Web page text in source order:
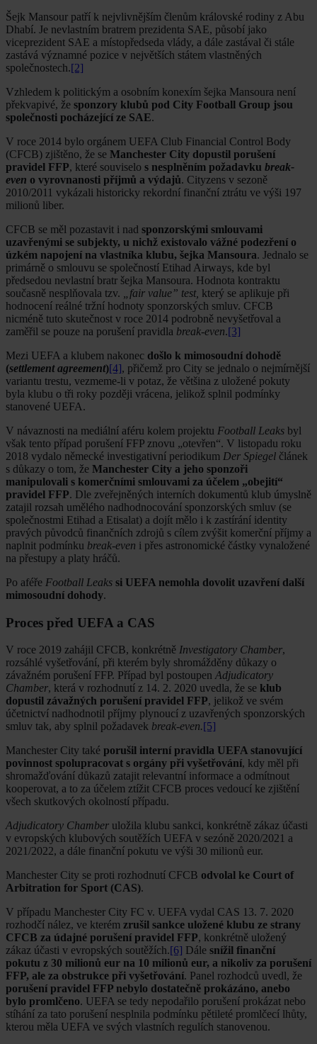
Šejk Mansour patří k nejvlivnějším členům královské rodiny z Abu
Dhabí. Je nevlastním bratrem prezidenta SAE, působí jako
viceprezident SAE a místopředseda vlády, a dále zastával či stále
zastává významné pozice v největších státem vlastněných
společnostech.[2]
Vzhledem k politickým a osobním konexím šejka Mansoura není
překvapivé, že sponzory klubů pod City Football Group jsou
společnosti pocházející ze SAE.
V roce 2014 bylo orgánem UEFA Club Financial Control Body
(CFCB) zjištěno, že se Manchester City dopustil porušení
pravidel FFP, které souviselo s nesplněním požadavku break-
even o vyrovnanosti příjmů a výdajů. Cityzens v sezoně
2010/2011 vykázali historicky rekordní finanční ztrátu ve výši 197
milionů liber.
CFCB se měl pozastavit i nad sponzorskými smlouvami
uzavřenými se subjekty, u nichž existovalo vážné podezření o
úzkém napojení na vlastníka klubu, šejka Mansoura. Jednalo se
primárně o smlouvu se společností Etihad Airways, kde byl
předsedou nevlastní bratr šejka Mansoura. Hodnota kontraktu
současně nesplňovala tzv.
„fair value” test, který se aplikuje při
hodnocení reálné tržní hodnoty sponzorských smluv. CFCB
nicméně tuto skutečnost v roce 2014 podrobně nevyšetřoval a
zaměřil se pouze na porušení pravidla break-even.[3]
Mezi UEFA a klubem nakonec došlo k mimosoudní dohodě
(settlement agreement)[4], přičemž pro City se jednalo o nejmírnější
variantu trestu, vezmeme-li v potaz, že většina z uložené pokuty
byla klubu o tři roky později vrácena, jelikož splnil podmínky
stanovené UEFA.
V návaznosti na mediální aféru kolem projektu Football Leaks byl
však tento případ porušení FFP znovu „otevřen“. V listopadu roku
2018 vydalo německé investigativní periodikum Der Spiegel článek
s důkazy o tom, že Manchester City a jeho sponzoři
manipulovali s komerčními smlouvami za účelem „obejití“
pravidel FFP. Dle zveřejněných interních dokumentů klub úmyslně
zatajil rozsah umělého nadhodnocování sponzorských smluv (se
společnostmi Etihad a Etisalat) a dojít mělo i k zastírání identity
pravých původců finančních zdrojů s cílem zvýšit komerční příjmy a
naplnit podmínku break-even i přes astronomické částky vynaložené
na přestupy a platy hráčů.
Po aféře Football Leaks si UEFA nemohla dovolit uzavření další
mimosoudní dohody.
Proces před UEFA a CAS
V roce 2019 zahájil CFCB, konkrétně Investigatory Chamber,
rozsáhlé vyšetřování, při kterém byly shromážděny důkazy o
závažném porušení FFP. Případ byl postoupenAdjudicatory
Chamber, která v rozhodnutí z 14. 2. 2020 uvedla, že se klub
dopustil závažných porušení pravidel FFP, jelikož ve svém
účetnictví nadhodnotil příjmy plynoucí z uzavřených sponzorských
smluv tak, aby splnil požadavek break-even. [5]
Manchester City také porušil interní pravidla UEFA stanovující
povinnost spolupracovat s orgány při vyšetřování, kdy měl při
shromažďování důkazů zatajit relevantní informace a odmítnout
kooperovat, a to za účelem ztížit CFCB proces vedoucí ke zjištění
všech skutkových okolností případu.
Adjudicatory Chamber uložila klubu sankci, konkrétně zákaz účasti
v evropských klubových soutěžích UEFA v sezóně 2020/2021 a
2021/2022, a dále finanční pokutu ve výši 30 milionů eur.
Manchester City se proti rozhodnutí CFCB odvolal ke Court of
Arbitration for Sport (CAS).
V případu Manchester City FC v. UEFA vydal CAS 13. 7. 2020
rozhodčí nález, ve kterém zrušil sankce uložené klubu ze strany
CFCB za údajné porušení pravidel FFP, konkrétně uložený
zákaz účasti v evropských soutěžích.[6] Dále snížil finanční
pokutu z 30 milionů eur na 10 milionů eur, a nikoliv za porušení
FFP, ale za obstrukce při vyšetřování. Panel rozhodců uvedl, že
porušení pravidel FFP nebylo dostatečně prokázáno, anebo
bylo promlčeno. UEFA se tedy nepodařilo porušení prokázat nebo
stíhání za tato porušení nesplnila podmínku pětileté promlčecí lhůty,
kterou měla UEFA ve svých vlastních regulích stanovenou.